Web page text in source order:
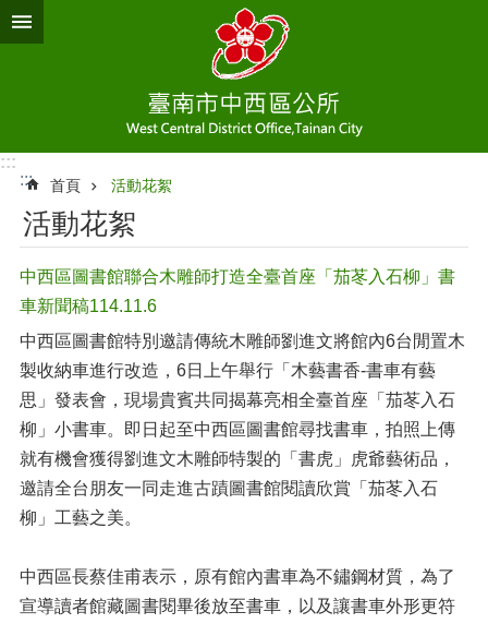
跳到主要內容區塊
:::
:::
首頁 活動花絮
活動花絮
中西區圖書館聯合木雕師打造全臺首座「茄苳入石柳」書
車新聞稿114.11.6
中西區圖書館特別邀請傳統木雕師劉進文將館內6台閒置木
製收納車進行改造，6日上午舉行「木藝書香-書車有藝
思」發表會，現場貴賓共同揭幕亮相全臺首座「茄苳入石
柳」小書車。即日起至中西區圖書館尋找書車，拍照上傳
就有機會獲得劉進文木雕師特製的「書虎」虎爺藝術品，
邀請全台朋友一同走進古蹟圖書館閱讀欣賞「茄苳入石
柳」工藝之美。
中西區長蔡佳甫表示，原有館內書車為不鏽鋼材質，為了
宣導讀者館藏圖書閱畢後放至書車，以及讓書車外形更符